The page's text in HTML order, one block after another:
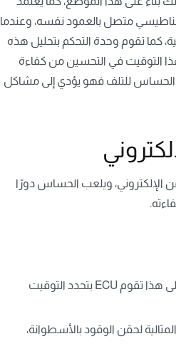
متصل بالعمود نفسه، وعندما
كما تقوم وحدة التحكم بتحليل هذه
التوقيت في التحسين من كفاءة
الحساس للتلف فهو يؤدي إلى مشاكل
الإلكتروني، ويلعب الحساس دورًا
يساعد على تزويد وحدة التحكم الإلكترونية بكافة المعلومات عن موضع عمود الكامات، وبناءً على هذا تقوم ECU بتحدد التوقيت
لحقن الوقود بالأسطوانة،